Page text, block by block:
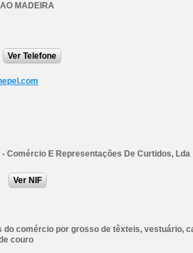
MADEIRA
Ver Telefone
- Comércio E Representações De Curtidos, Lda
Ver NIF
do comércio por grosso de têxteis, vestuário,
couro